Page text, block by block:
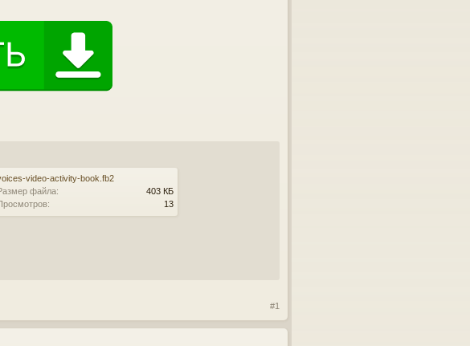
video-activity-book.fb2
файла:
403 КБ
13
#1